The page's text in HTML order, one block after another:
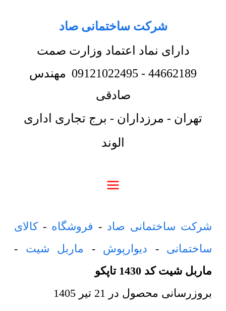
شرکت ساختمانی صاد
دارای نماد اعتماد وزارت صمت
44662189
-
09121022495 مهندس
صادقی
تهران - مرزداران - برج تجاری اداری
الوند
شرکت ساختمانی صاد - فروشگاه -کالای
ساختمانی - دیوارپوش - ماربل شیت -
ماربل شیت کد 1430 تاپکو
بروزرسانی محصول در 21 تیر 1405